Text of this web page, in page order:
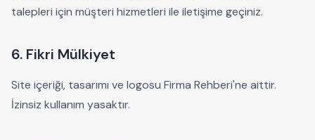
talepleri için müşteri hizmetleri ile iletişime geçiniz.
6. Fikri Mülkiyet
Site içeriği, tasarımı ve logosu Firma Rehberi'ne aittir.
İzinsiz kullanım yasaktır.